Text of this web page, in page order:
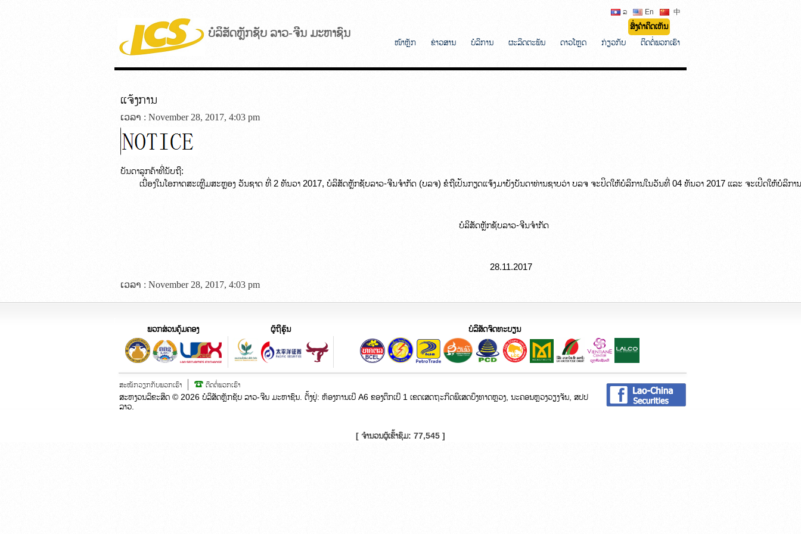
ບໍລິສັດຫຼັກຊັບ ລາວ-ຈີນ ມະຫາຊົນ
ລ En 中
ສົ່ງຄຳຄິດເຫັນ
ໜ້າຫຼັກ ຂ່າວສານ ບໍລິການ ຜະລິດຕະພັນ ດາວໂຫຼດ ກ່ຽວກັບ ຕິດຕໍ່ພວກເຮົາ
ແຈ້ງການ
ເວລາ : November 28, 2017, 4:03 pm
ບັນດາລູກຄ້າທີ່ນັບຖື:
ເນື່ອງໃນໂອກາດສະເຫຼີມສະຫຼອງ ວັນຊາດ ທີ່ 2 ທັນວາ 2017, ບໍລິສັດຫຼັກຊັບລາວ-ຈີນຈຳກັດ (ບລຈ) ຂໍຖືເປັນກຽດແຈ້ງມາຍັງບັນດາທ່ານຊາບວ່າ ບລຈ ຈະປິດໃຫ້ບໍລິການໃນວັນທີ່ 04 ທັນວາ 2017 ແລະ ຈະເປີດໃຫ້ບໍລິກາ
ບໍລິສັດຫຼັກຊັບລາວ-ຈີນຈຳກັດ
28.11.2017
ເວລາ : November 28, 2017, 4:03 pm
ພວກສ່ວນຄຸ້ມຄອງ ຜູ້ຖືຮຸ້ນ ບໍລິສັດຈົດທະບຽນ
ສະໝັກວຽກກັບພວກເຮົາ ຕິດຕໍ່ພວກເຮົາ
ສະຫງວນລິຂະສິດ © 2026 ບໍລິສັດຫຼັກຊັບ ລາວ-ຈີນ ມະຫາຊົນ. ຕັ້ງຢູ່:​ ຫ້ອງການເບີ A6 ຂອງຕຶກເບີ 1 ເຂດເສດຖະກິດພິເສດບຶງທາດຫຼວງ, ນະຄອນຫຼວງວຽງຈັນ, ສປປ
ລາວ.
[ ຈຳນວນຜູ້ເຂົ້າຊົມ: 77,545 ]